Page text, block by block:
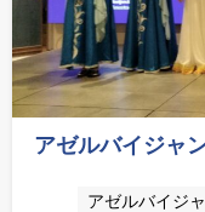
アゼルバイジャ
アゼルバイジ